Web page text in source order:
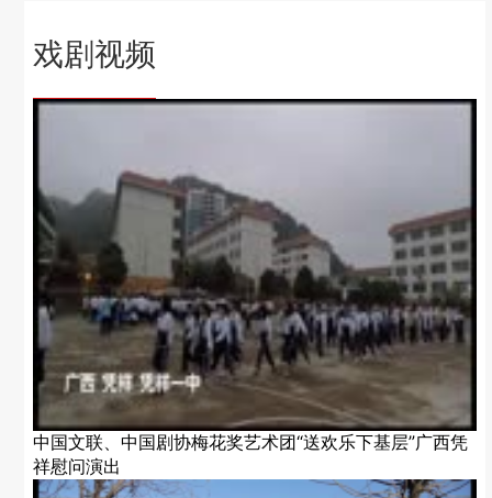
戏剧视频
中国文联、中国剧协梅花奖艺术团“送欢乐下基层”广西凭
祥慰问演出